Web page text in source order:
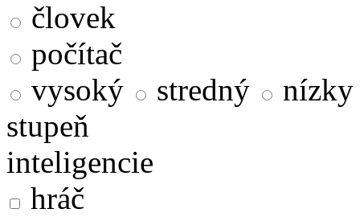
človek
počítač
vysoký
stredný
nízky
stupeň
inteligencie
hráč